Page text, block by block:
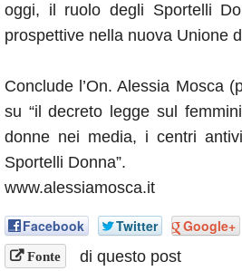
oggi, il ruolo degli Sportelli
prospettive nella nuova Unione
Conclude l’On. Alessia Mosca
su “il decreto legge sul
donne nei media, i centri
Sportelli Donna”.
www.alessiamosca.it
Facebook Twitter Google+
Fonte di questo post